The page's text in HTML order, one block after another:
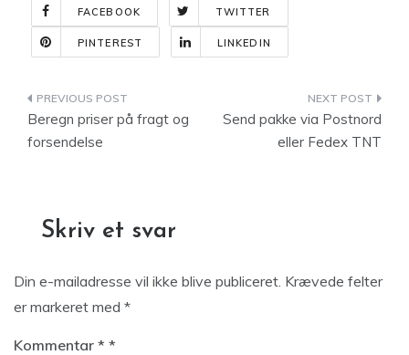
FACEBOOK TWITTER
PINTEREST LINKEDIN
Indlægsnavigation
Beregn priser på fragt og
forsendelse
Send pakke via Postnord
eller Fedex TNT
Skriv et svar
Din e-mailadresse vil ikke blive publiceret. Krævede felter
er markeret med *
Kommentar *